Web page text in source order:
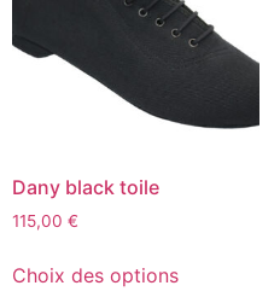
Dany black toile
115,00 €
Choix des options